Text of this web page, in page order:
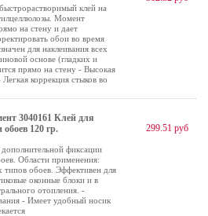
клей на
Момент
на стену и дает
обои во время
для наклеивания всех
основе (гладких и
прямо на стену - Высокая
коррекция стыков во
3040161 Клей для
120 гр.
фиксации
Области применения:
типов обоев. Эффективен для
оконные блоки и в
отопления. -
- Имеет удобный носик
299.51 руб